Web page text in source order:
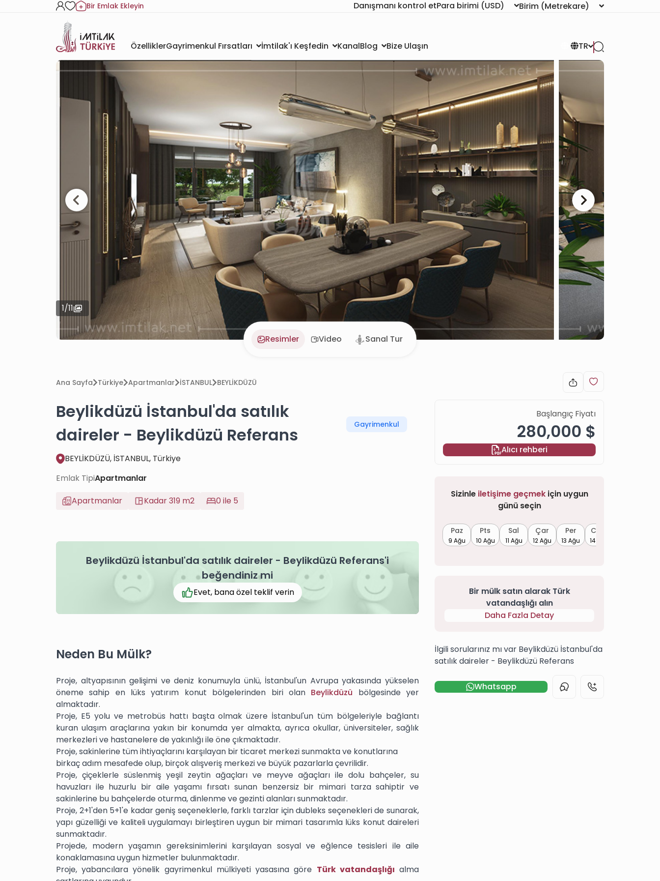
Bir Emlak Ekleyin Danışmanı kontrol etPara birimi (USD) Birim (Metrekare)
ÖzelliklerGayrimenkul Fırsatları İmtilak'ı Keşfedin KanalBlog Bize Ulaşın TR
1/11
Resimler Video Sanal Tur
Ana Sayfa Türkiye Apartmanlar İSTANBUL BEYLİKDÜZÜ
Beylikdüzü İstanbul'da satılık
daireler - Beylikdüzü Referans
Gayrimenkul
BEYLİKDÜZÜ, İSTANBUL, Türkiye
Emlak TipiApartmanlar
Apartmanlar
Kadar 319 m2 0 ile 5
Beylikdüzü İstanbul'da satılık daireler - Beylikdüzü Referans'i
beğendiniz mi
Evet, bana özel teklif verin
Neden Bu Mülk?
Proje, altyapısının gelişimi ve deniz konumuyla ünlü, İstanbul'un Avrupa yakasında yükselen
öneme sahip en lüks yatırım konut bölgelerinden biri olan Beylikdüzü bölgesinde yer
almaktadır.
Proje, E5 yolu ve metrobüs hattı başta olmak üzere İstanbul'un tüm bölgeleriyle bağlantı
kuran ulaşım araçlarına yakın bir konumda yer almakta, ayrıca okullar, üniversiteler, sağlık
merkezleri ve hastanelere de yakınlığı ile öne çıkmaktadır.
Proje, sakinlerine tüm ihtiyaçlarını karşılayan bir ticaret merkezi sunmakta ve konutlarına
birkaç adım mesafede olup, birçok alışveriş merkezi ve büyük pazarlarla çevrilidir.
Proje, çiçeklerle süslenmiş yeşil zeytin ağaçları ve meyve ağaçları ile dolu bahçeler, su
havuzları ile huzurlu bir aile yaşamı fırsatı sunan benzersiz bir mimari tarza sahiptir ve
sakinlerine bu bahçelerde oturma, dinlenme ve gezinti alanları sunmaktadır.
Proje, 2+1'den 5+1'e kadar geniş seçeneklerle, farklı tarzlar için dubleks seçenekleri de sunarak,
yapı güzelliği ve kaliteli uygulamayı birleştiren uygun bir mimari tasarımla lüks konut daireleri
sunmaktadır.
Projede, modern yaşamın gereksinimlerini karşılayan sosyal ve eğlence tesisleri ile aile
konaklamasına uygun hizmetler bulunmaktadır.
Proje, yabancılara yönelik gayrimenkul mülkiyeti yasasına göre Türk vatandaşlığı alma
Başlangıç Fiyatı
280,000 $
Alıcı rehberi
Sizinle iletişime geçmekiçin uygun
günü seçin
Paz
9 Ağu
Pts
10 Ağu
Sal
11 Ağu
Çar
12 Ağu
Per
13 Ağu
Cum
14 Ağu
Bir mülk satın alarak Türk
vatandaşlığı alın
Daha Fazla Detay
İlgili sorularınız mı var Beylikdüzü İstanbul'da
satılık daireler - Beylikdüzü Referans
Whatsapp